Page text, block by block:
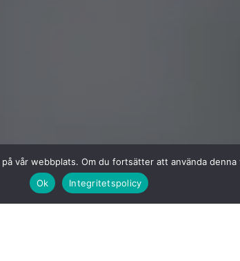
vår webbplats. Om du fortsätter att använda
Ok
Integritetspolicy